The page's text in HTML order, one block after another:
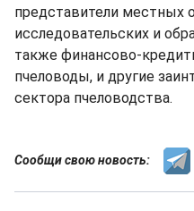
представители местных
исследовательских и
также финансово-
пчеловоды, и другие
сектора пчеловодства.
Сообщи свою новость: